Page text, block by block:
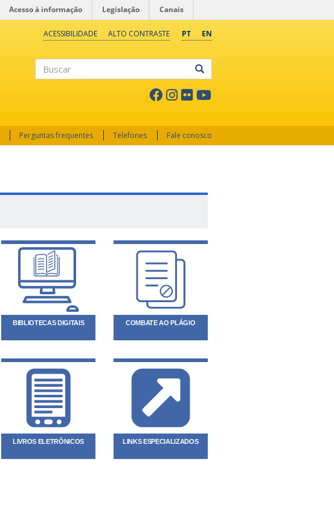
Acesso à informação Legislação Canais
PT EN
ACESSIBILIDADE ALTO CONTRASTE
Perguntas frequentes Telefones Fale conosco
BIBLIOTECAS DIGITAIS COMBATE AO PLÁGIO
LIVROS ELETRÔNICOS LINKS ESPECIALIZADOS